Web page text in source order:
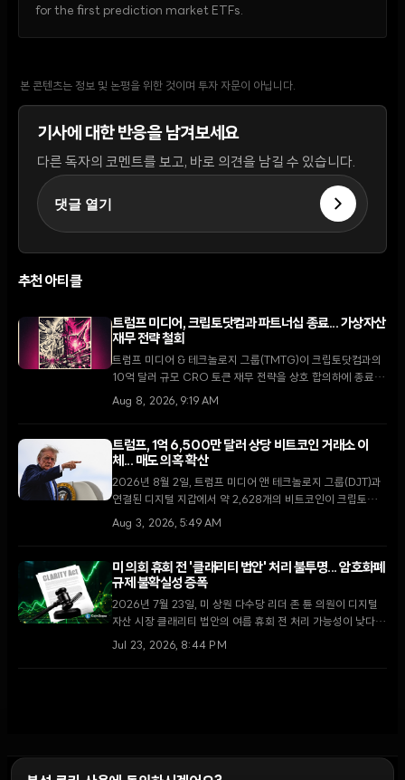
for the first prediction market ETFs.
본 콘텐츠는 정보 및 논평을 위한 것이며 투자 자문이 아닙니다.
기사에 대한 반응을 남겨보세요
다른 독자의 코멘트를 보고, 바로 의견을 남길 수 있습니다.
댓글 열기
추천 아티클
트럼프 미디어, 크립토닷컴과 파트너십 종료... 가상자산
재무 전략 철회
트럼프 미디어 & 테크놀로지 그룹(TMTG)이 크립토닷컴과의
10억 달러 규모 CRO 토큰 재무 전략을 상호 합의하에 종료했
다. 이번 결정은 가상자산 시장의 냉각 속에 핵융합 에너지와
Aug 8, 2026, 9:19 AM
트럼프, 1억 6,500만 달러 상당 비트코인 거래소 이
체... 매도 의혹 확산
2026년 8월 2일, 트럼프 미디어 앤 테크놀로지 그룹(DJT)과
연결된 디지털 지갑에서 약 2,628개의 비트코인이 크립토닷컴
거래소로 이동했다. 막대한 운영 손실을 기록 중인 가운데 이번
Aug 3, 2026, 5:49 AM
미 의회 휴회 전 '클래리티 법안' 처리 불투명... 암호화폐
규제 불확실성 증폭
2026년 7월 23일, 미 상원 다수당 리더 존 튠 의원이 디지털
자산 시장 클래리티 법안의 여름 휴회 전 처리 가능성이 낮다고
밝혔다. 최근 윤리 조항 합의로 고조되었던 입법 기대감이 의회
Jul 23, 2026, 8:44 PM